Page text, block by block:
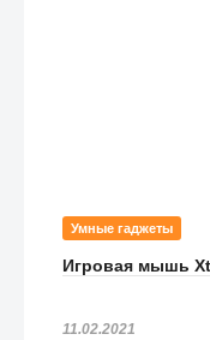
Умные гаджеты
Игровая мышь
11.02.2021